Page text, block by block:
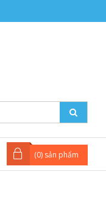
(0) sản phẩm